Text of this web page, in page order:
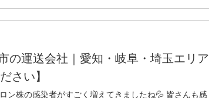
の運送会社｜愛知・岐阜・埼玉エリア
さい】
ン株の感染者がすごく増えてきましたね💦 皆さんも感